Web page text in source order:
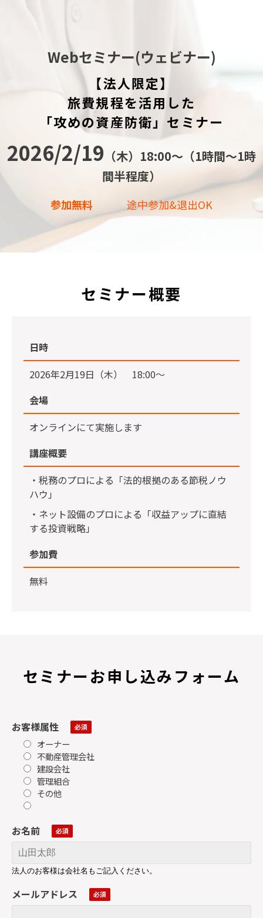
Webセミナー(ウェビナー)
【法人限定】
旅費規程を活用した
「攻めの資産防衛」セミナー
2026/2/19 （木）18:00〜（1時間～1時
間半程度）
参加無料 途中参加&退出OK
セミナー概要
日時
2026年2月19日（木） 18:00〜
会場
オンラインにて実施します
講座概要
・税務のプロによる「法的根拠のある節税ノウ
ハウ」
・ネット設備のプロによる「収益アップに直結
する投資戦略」
参加費
無料
セミナーお申し込みフォーム
お客様属性
オーナー
不動産管理会社
建設会社
管理組合
その他
お名前
法人のお客様は会社名もご記入ください。
メールアドレス